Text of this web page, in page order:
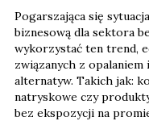
Pogarszająca się
biznesową dla sektora
wykorzystać ten trend,
związanych z
alternatyw. Takich jak:
natryskowe czy
bez ekspozycji na